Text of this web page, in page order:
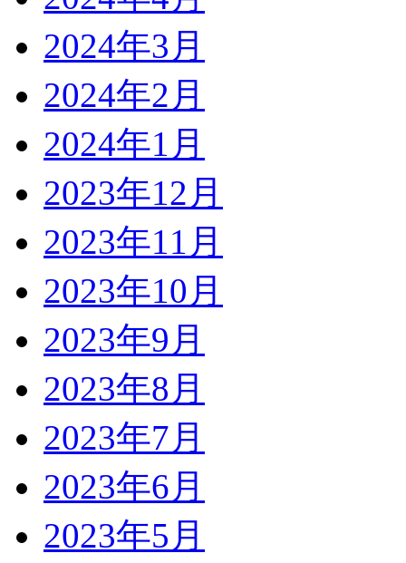
2024年3月
2024年2月
2024年1月
2023年12月
2023年11月
2023年10月
2023年9月
2023年8月
2023年7月
2023年6月
2023年5月